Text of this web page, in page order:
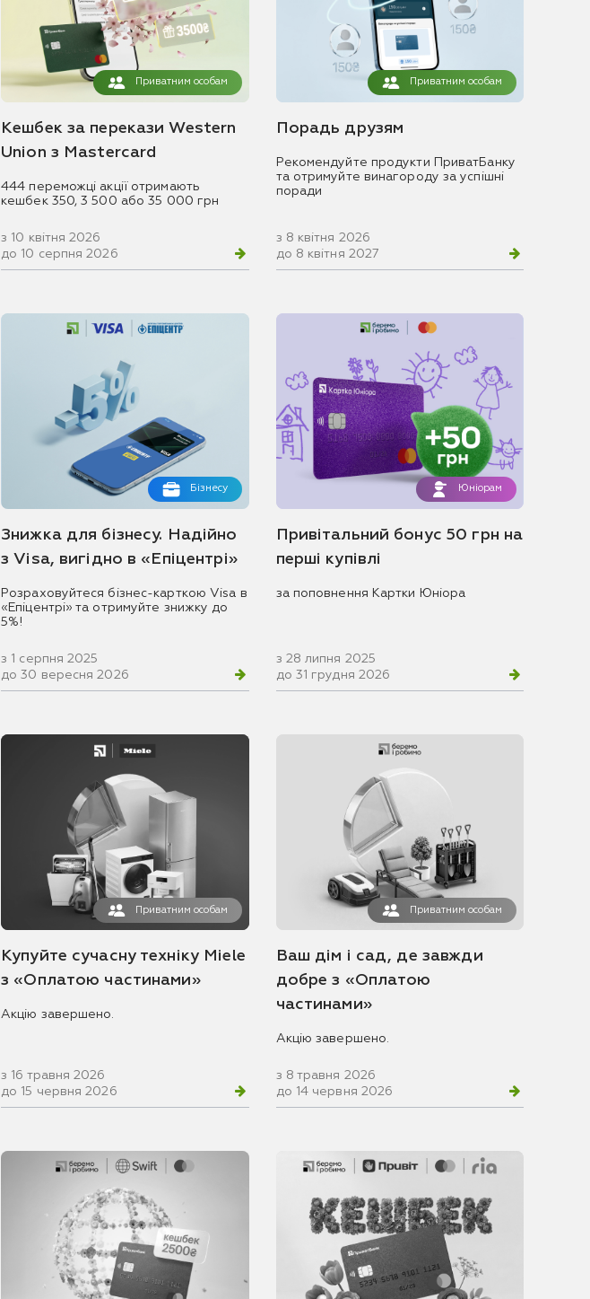
Приватним особам
Кешбек за перекази Western
Union з Mastercard
444 переможці акції отримають
кешбек 350, 3 500 або 35 000 грн
з 10 квітня 2026
до 10 серпня 2026
Приватним особам
Порадь друзям
Рекомендуйте продукти ПриватБанку
та отримуйте винагороду за успішні
поради
з 8 квітня 2026
до 8 квітня 2027
Бізнесу
Знижка для бізнесу. Надійно
з Visa, вигідно в «Епіцентрі»
Розраховуйтеся бізнес-карткою Visa в
«Епіцентрі» та отримуйте знижку до
5%!
з 1 серпня 2025
до 30 вересня 2026
Юніорам
Привітальний бонус 50 грн на
перші купівлі
за поповнення Картки Юніора
з 28 липня 2025
до 31 грудня 2026
Приватним особам
Купуйте сучасну техніку Miele
з «Оплатою частинами»
Акцію завершено.
з 16 травня 2026
до 15 червня 2026
Приватним особам
Ваш дім і сад, де завжди
добре з «Оплатою
частинами»
Акцію завершено.
з 8 травня 2026
до 14 червня 2026